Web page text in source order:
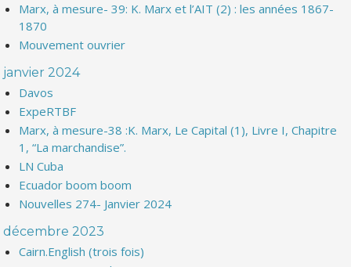
Marx, à mesure- 39: K. Marx et l’AIT (2) : les années 1867-
1870
Mouvement ouvrier
janvier 2024
Davos
ExpeRTBF
Marx, à mesure-38 :K. Marx, Le Capital (1), Livre I, Chapitre
1, “La marchandise”.
LN Cuba
Ecuador boom boom
Nouvelles 274- Janvier 2024
décembre 2023
Cairn.English (trois fois)